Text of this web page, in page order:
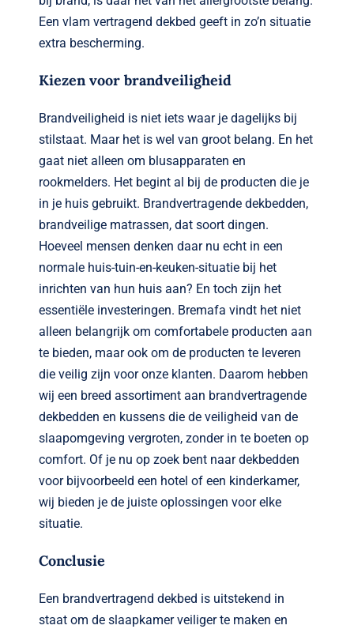
Een vlam vertragend dekbed geeft in zo’n situatie
extra bescherming.
Kiezen voor brandveiligheid
Brandveiligheid is niet iets waar je dagelijks bij
stilstaat. Maar het is wel van groot belang. En het
gaat niet alleen om blusapparaten en
rookmelders. Het begint al bij de producten die je
in je huis gebruikt. Brandvertragende dekbedden,
brandveilige matrassen, dat soort dingen.
Hoeveel mensen denken daar nu echt in een
normale huis-tuin-en-keuken-situatie bij het
inrichten van hun huis aan? En toch zijn het
essentiële investeringen. Bremafa vindt het niet
alleen belangrijk om comfortabele producten aan
te bieden, maar ook om de producten te leveren
die veilig zijn voor onze klanten. Daarom hebben
wij een breed assortiment aan brandvertragende
dekbedden en kussens die de veiligheid van de
slaapomgeving vergroten, zonder in te boeten op
comfort. Of je nu op zoek bent naar dekbedden
voor bijvoorbeeld een hotel of een kinderkamer,
wij bieden je de juiste oplossingen voor elke
situatie.
Conclusie
Een brandvertragend dekbed is uitstekend in
staat om de slaapkamer veiliger te maken en